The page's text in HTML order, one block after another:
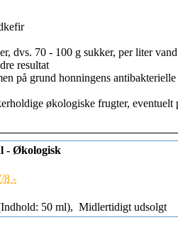
dvs. 70 - 100 g sukker, per liter vand
resultat
på grund honningens
økologiske frugter, eventuelt
vand, og tilsæt kold vand så
- Økologisk
8 -
50 ml), Midlertidigt udsolgt